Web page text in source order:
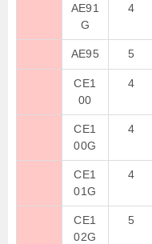
AE91
G
4
AE95 5
CE1
00
4
CE1
00G
4
CE1
01G
4
CE1
02G
5